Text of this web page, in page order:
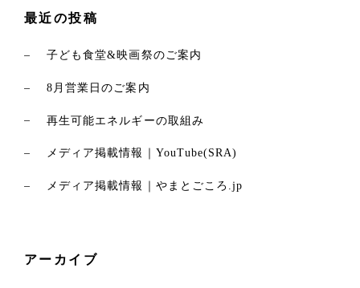
ルギーの環境価値を活用しています。地域の再生とエネルギ
に電力の再生可能エネルギー化を選択できない場合でも、環
続可能な社会づくりに貢献していきます。
最近の投稿
子ども食堂&映画祭のご案内
8月営業日のご案内
再生可能エネルギーの取組み
メディア掲載情報｜YouTube(SRA)
メディア掲載情報｜やまとごころ.jp
アーカイブ